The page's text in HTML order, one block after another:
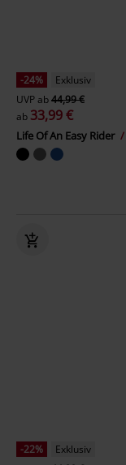
-24%
Exklusiv
UVPab44,99 €
ab 33,99 €
Life Of An Easy Rider
-22%
Exklusiv